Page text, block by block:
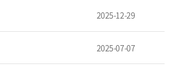
2025-12-29
2025-07-07